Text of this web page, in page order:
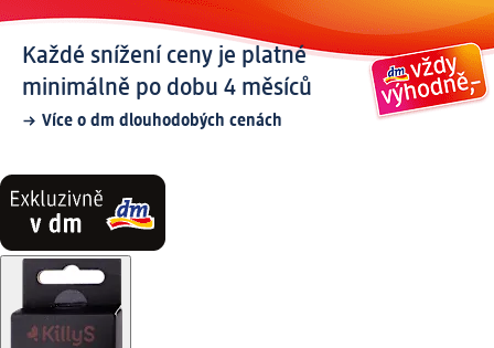
Každé snížení ceny je platné
minimálně po dobu 4 měsíců
Více o dm dlouhodobých cenách